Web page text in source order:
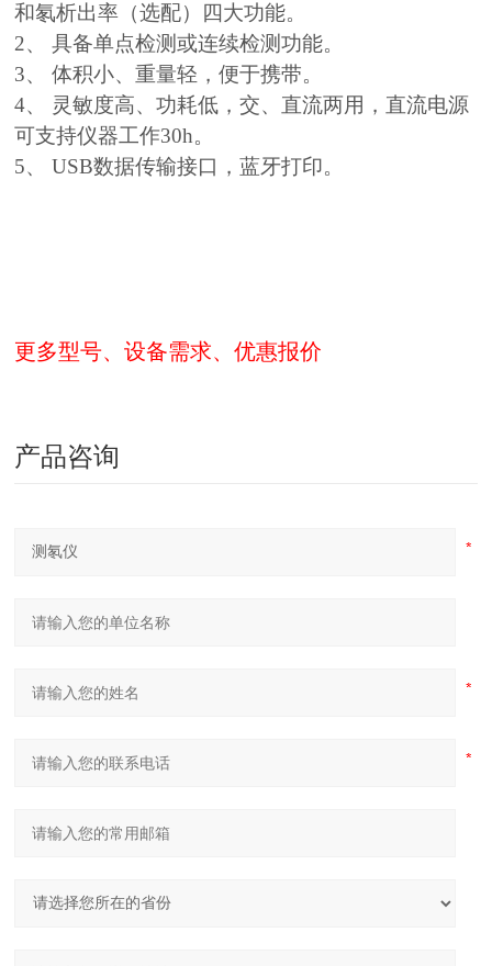
和氡析出率（选配）四大功能。
2、 具备单点检测或连续检测功能。
3、 体积小、重量轻，便于携带。
4、 灵敏度高、功耗低，交、直流两用，直流电源
可支持仪器工作30h。
5、 USB数据传输接口，蓝牙打印。
更多型号、设备需求、优惠报价
产品咨询